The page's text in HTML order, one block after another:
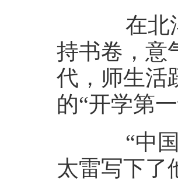
在北洋
持书卷，意
代，师生活
的“开学第
“中国未
太雷写下了